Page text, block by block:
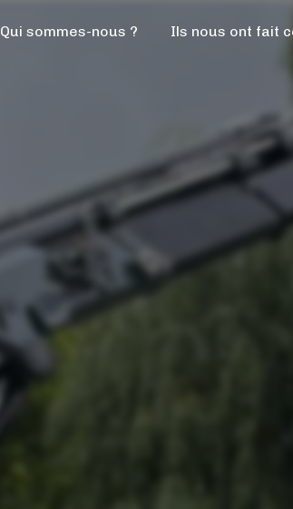
Qui sommes-nous ? Ils nous ont fait